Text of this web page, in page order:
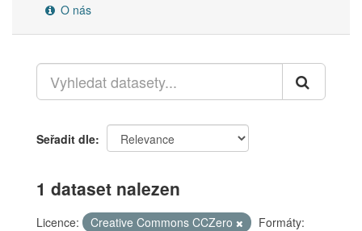
O nás
Seřadit dle
1 dataset nalezen
Licence: Creative Commons CCZero
Formáty: